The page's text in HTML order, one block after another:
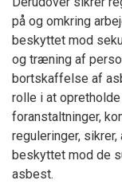
på og omkring
beskyttet mod
og træning af
bortskaffelse af
rolle i at
foranstaltninger,
reguleringer,
beskyttet mod de
asbest.